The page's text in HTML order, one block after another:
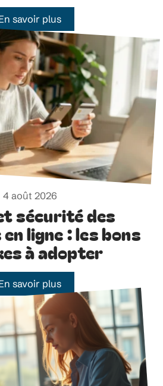
savoir plus
4 août 2026
sécurité des
ligne : les bons
à adopter
savoir plus